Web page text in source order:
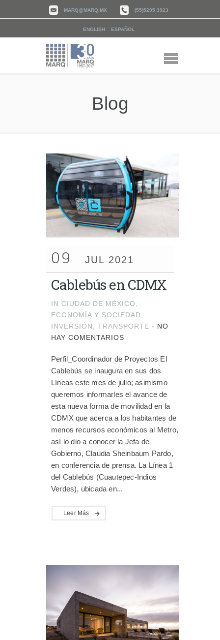
MARQ@MARQ.MX (55)5295 3923
ENGLISH ESPAÑOL
Blog
09 JUL 2021
Cablebús en CDMX
IN CIUDAD DE MÉXICO
ECONOMÍA Y SOCIEDAD
INVERSIÓN
TRANSPORTE - NO
HAY COMENTARIOS
Perfil_Coordinador de Proyectos El
Cablebús se inaugura en sus dos
Líneas este mes de julio; asimismo
queremos informarles el avance de
esta nueva forma de movilidad en la
CDMX que acerca a los habitantes de
menos recursos económicos al Metro,
así lo dio a conocer la Jefa de
Gobierno, Claudia Sheinbaum Pardo,
en conferencia de prensa. La Línea 1
del Cablebús (Cuautepec-Indios
Verdes), ubicada en...
Leer Más